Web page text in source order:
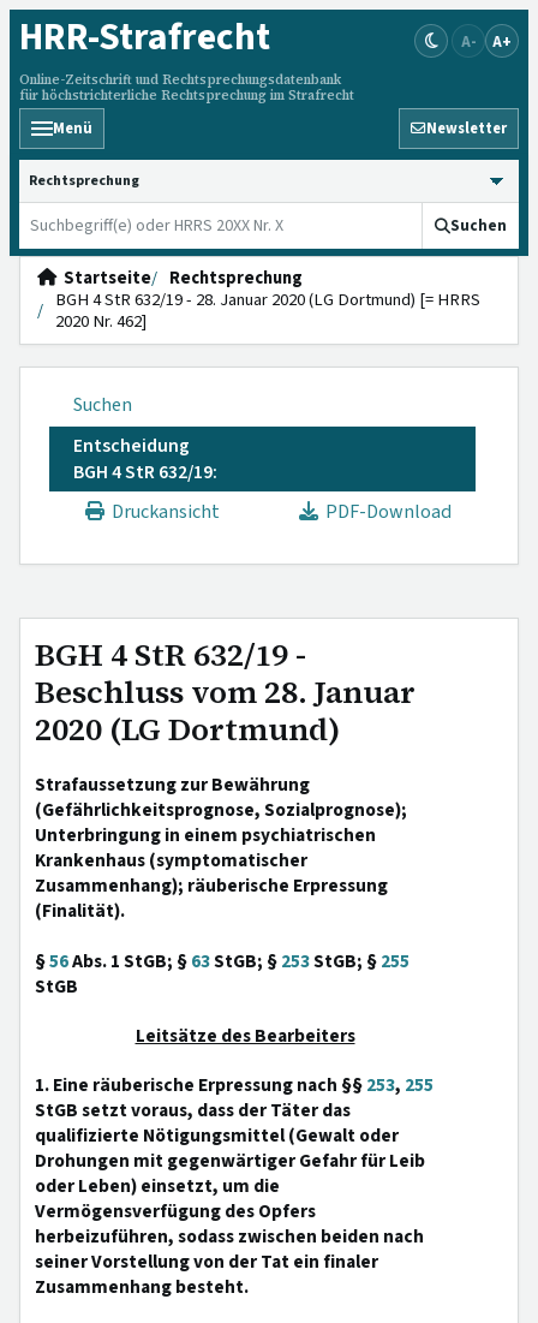
HRR-Strafrecht
Online-Zeitschrift und Rechtsprechungsdatenbank
für höchstrichterliche Rechtsprechung im Strafrecht
A- A+
Menü Newsletter
HRRS durchsuchen
Suchen
Startseite
Rechtsprechung
BGH 4 StR 632/19 - 28. Januar 2020 (LG Dortmund) [= HRRS
2020 Nr. 462]
Suchen
Entscheidung
BGH 4 StR 632/19:
Druckansicht
PDF-Download
BGH 4 StR 632/19 -
Beschluss vom 28. Januar
2020 (LG Dortmund)
Strafaussetzung zur Bewährung
(Gefährlichkeitsprognose, Sozialprognose);
Unterbringung in einem psychiatrischen
Krankenhaus (symptomatischer
Zusammenhang); räuberische Erpressung
(Finalität).
§56Abs. 1 StGB; §63StGB; §253StGB; §255
StGB
Leitsätze des Bearbeiters
1. Eine räuberische Erpressung nach §§253, 255
StGB setzt voraus, dass der Täter das
qualifizierte Nötigungsmittel (Gewalt oder
Drohungen mit gegenwärtiger Gefahr für Leib
oder Leben) einsetzt, um die
Vermögensverfügung des Opfers
herbeizuführen, sodass zwischen beiden nach
seiner Vorstellung von der Tat ein finaler
Zusammenhang besteht.